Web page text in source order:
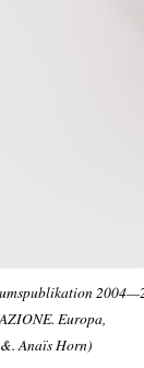
Europa,
Anaïs Horn)